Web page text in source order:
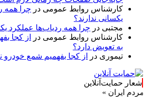
کارشناس روابط عمومی در چرا همه
یکسانی ندارند؟
مجتبی در چرا همه ردیاب‌ها عملکرد
کارشناس روابط عمومی در
از کجا
به تعویض دارد؟
تیموری در از کجا بفهمیم شمع خودرو
شعار حمایت‌آنلاین
»